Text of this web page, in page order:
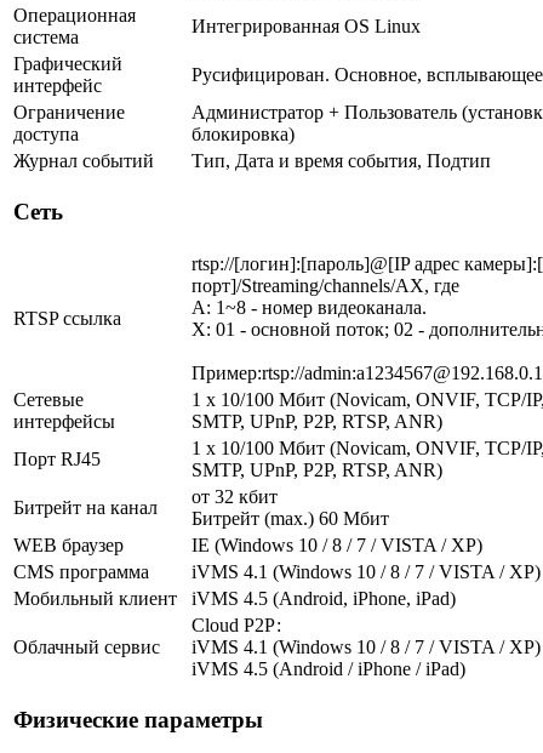
Операционная
система
Интегрированная OS Linux
Графический
интерфейс
Русифицирован. Основное,
Ограничение
доступа
Администратор + Пользователь
блокировка)
Журнал событий
Тип, Дата и время события, Подтип
Сеть
RTSP ссылка
rtsp://[логин]:[пароль]@[IP адрес
порт]/Streaming/channels/AX, где
A: 1~8 - номер видеоканала.
X: 01 - основной поток; 02 -
Пример:rtsp://
Сетевые
интерфейсы
1 x 10/100 Мбит (Novicam, ONVIF, TCP/
SMTP, UPnP, P2P, RTSP, ANR)
Порт RJ45
1 x 10/100 Мбит (Novicam, ONVIF, TCP/
SMTP, UPnP, P2P, RTSP, ANR)
Битрейт на канал
от 32 кбит
Битрейт (max.) 60 Мбит
WEB браузер
IE (Windows 10 / 8 / 7 / VISTA / XP)
CMS программа
iVMS 4.1 (Windows 10 / 8 / 7 / VISTA / XP)
Мобильный клиент
iVMS 4.5 (Android, iPhone, iPad)
Облачный сервис
Cloud Р2Р:
iVMS 4.1 (Windows 10 / 8 / 7 / VISTA / XP)
iVMS 4.5 (Android / iPhone / iPad)
Физические параметры